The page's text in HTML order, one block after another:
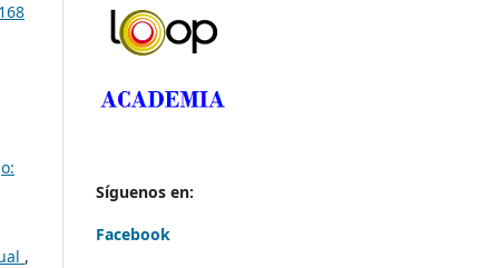
,
Síguenos en:
Facebook